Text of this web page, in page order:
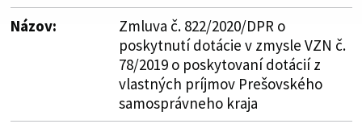
Názov:
Zmluva č. 822/2020/DPR o
poskytnutí dotácie v zmysle VZN č.
78/2019 o poskytovaní dotácií z
vlastných príjmov Prešovského
samosprávneho kraja